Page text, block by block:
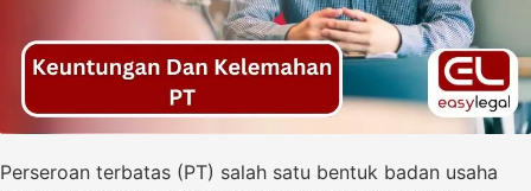
Perseroan terbatas (PT) salah satu bentuk badan usaha